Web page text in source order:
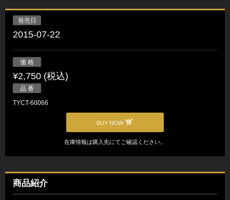
発売日
2015-07-22
価 格
¥2,750 (税込)
品 番
TYCT-60066
BUY NOW
在庫情報は購入先にてご確認ください。
商品紹介